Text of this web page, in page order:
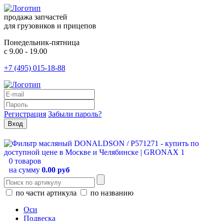
продажа запчастей
для грузовиков и прицепов
Понедельник-пятница
с 9.00 - 19.00
+7 (495) 015-18-88
Регистрация Забыли пароль?
0 товаров
на сумму 0.00 руб
по части артикула
по названию
Оси
Подвеска